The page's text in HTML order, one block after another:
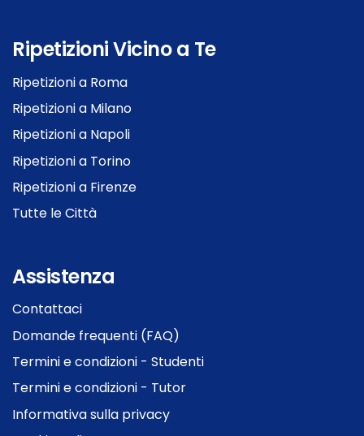
Ripetizioni Vicino a Te
Ripetizioni a Roma
Ripetizioni a Milano
Ripetizioni a Napoli
Ripetizioni a Torino
Ripetizioni a Firenze
Tutte le Città
Assistenza
Contattaci
Domande frequenti (FAQ)
Termini e condizioni - Studenti
Termini e condizioni - Tutor
Informativa sulla privacy